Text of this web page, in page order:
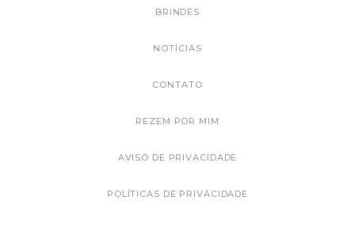
BRINDES
NOTÍCIAS
CONTATO
REZEM POR MIM
AVISO DE PRIVACIDADE
POLÍTICAS DE PRIVACIDADE